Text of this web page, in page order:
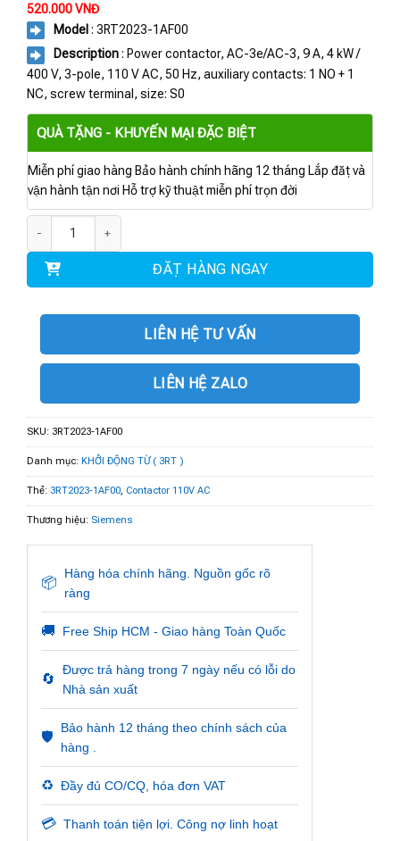
520.000VNĐ
Model : 3RT2023-1AF00
Description: Power contactor, AC-3e/AC-3, 9 A, 4 kW /
400 V, 3-pole, 110 V AC, 50 Hz, auxiliary contacts: 1 NO + 1
NC, screw terminal, size: S0
QUÀ TẶNG - KHUYẾN MẠI ĐẶC BIỆT
Miễn phí giao hàng Bảo hành chính hãng 12 tháng Lắp đặt và
vận hành tận nơi Hỗ trợ kỹ thuật miễn phí trọn đời
ĐẶT HÀNG NGAY
LIÊN HỆ TƯ VẤN
LIÊN HỆ ZALO
SKU: 3RT2023-1AF00
Danh mục: KHỞI ĐỘNG TỪ ( 3RT )
Thẻ: 3RT2023-1AF00, Contactor 110V AC
Thương hiệu: Siemens
📦
Hàng hóa chính hãng. Nguồn gốc rõ
ràng
🚚 Free Ship HCM - Giao hàng Toàn Quốc
🔄
Được trả hàng trong 7 ngày nếu có lỗi do
Nhà sản xuất
🛡️
Bảo hành 12 tháng theo chính sách của
hàng .
♻️ Đầy đủ CO/CQ, hóa đơn VAT
💳 Thanh toán tiện lợi. Công nợ linh hoạt